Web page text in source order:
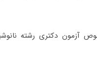
آزمون دکتری رشته